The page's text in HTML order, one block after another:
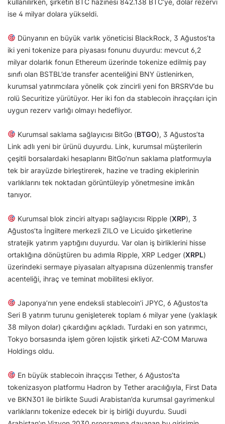
ise 4 milyar dolara yükseldi.
Dünyanın en büyük varlık yöneticisi BlackRock, 3 Ağustos’ta
iki yeni tokenize para piyasası fonunu duyurdu: mevcut 6,2
milyar dolarlık fonun Ethereum üzerinde tokenize edilmiş pay
sınıfı olan BSTBL’de transfer acenteliğini BNY üstlenirken,
kurumsal yatırımcılara yönelik çok zincirli yeni fon BRSRV’de bu
rolü Securitize yürütüyor. Her iki fon da stablecoin ihraççıları için
uygun rezerv varlığı olmayı hedefliyor.
Kurumsal saklama sağlayıcısı BitGo (BTGO), 3 Ağustos’ta
Link adlı yeni bir ürünü duyurdu. Link, kurumsal müşterilerin
çeşitli borsalardaki hesaplarını BitGo’nun saklama platformuyla
tek bir arayüzde birleştirerek, hazine ve trading ekiplerinin
varlıklarını tek noktadan görüntüleyip yönetmesine imkân
tanıyor.
Kurumsal blok zinciri altyapı sağlayıcısı Ripple (XRP), 3
Ağustos’ta İngiltere merkezli ZILO ve Licuido şirketlerine
stratejik yatırım yaptığını duyurdu. Var olan iş birliklerini hisse
ortaklığına dönüştüren bu adımla Ripple, XRP Ledger (XRPL)
üzerindeki sermaye piyasaları altyapısına düzenlenmiş transfer
acenteliği, ihraç ve teminat mobilitesi ekliyor.
Japonya’nın yene endeksli stablecoin’i JPYC, 6 Ağustos’ta
Seri B yatırım turunu genişleterek toplam 6 milyar yene (yaklaşık
38 milyon dolar) çıkardığını açıkladı. Turdaki en son yatırımcı,
Tokyo borsasında işlem gören lojistik şirketi AZ-COM Maruwa
Holdings oldu.
En büyük stablecoin ihraççısı Tether, 6 Ağustos’ta
tokenizasyon platformu Hadron by Tether aracılığıyla, First Data
ve BKN301 ile birlikte Suudi Arabistan’da kurumsal gayrimenkul
varlıklarını tokenize edecek bir iş birliği duyurdu. Suudi